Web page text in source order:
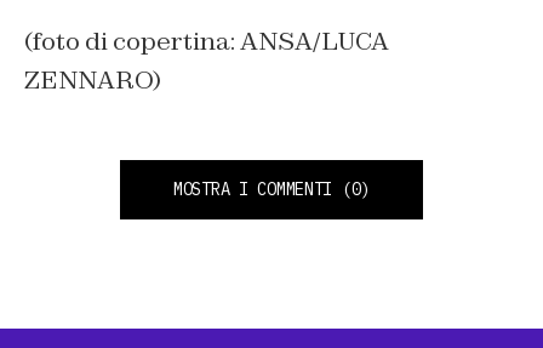
(foto di copertina: ANSA/LUCA
ZENNARO)
MOSTRA I COMMENTI (0)